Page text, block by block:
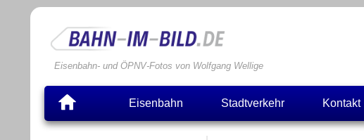
Eisenbahn- und ÖPNV-Fotos von Wolfgang Wellige
Eisenbahn Stadtverkehr Kontakt